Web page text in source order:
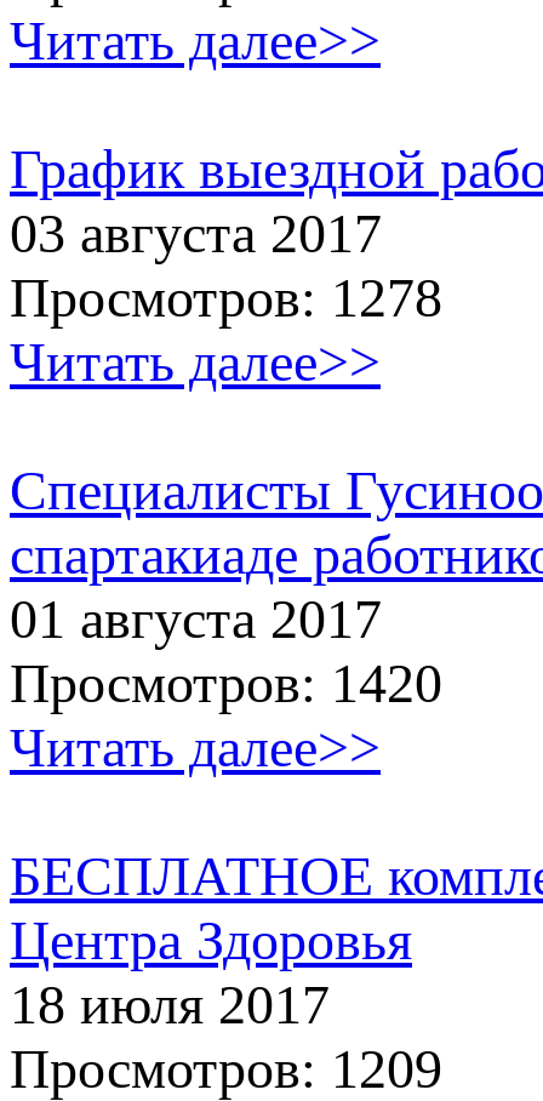
Читать далее>>
График выездной
03 августа 2017
Просмотров: 1278
Читать далее>>
Специалисты
спартакиаде
01 августа 2017
Просмотров: 1420
Читать далее>>
БЕСПЛАТНОЕ
Центра Здоровья
18 июля 2017
Просмотров: 1209